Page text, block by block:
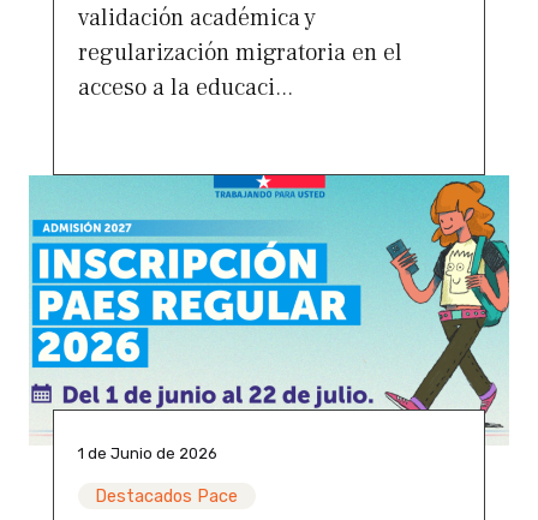
validación académica y
regularización migratoria en el
acceso a la educaci...
1 de Junio de 2026
Destacados Pace